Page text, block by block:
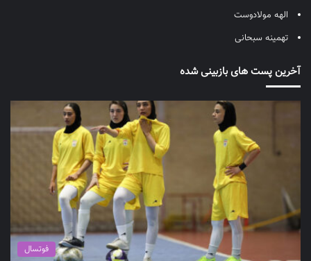
الهه مولادوست
تهمینه سبحانی
آخرین پست های بازبینی شده
فوتسال